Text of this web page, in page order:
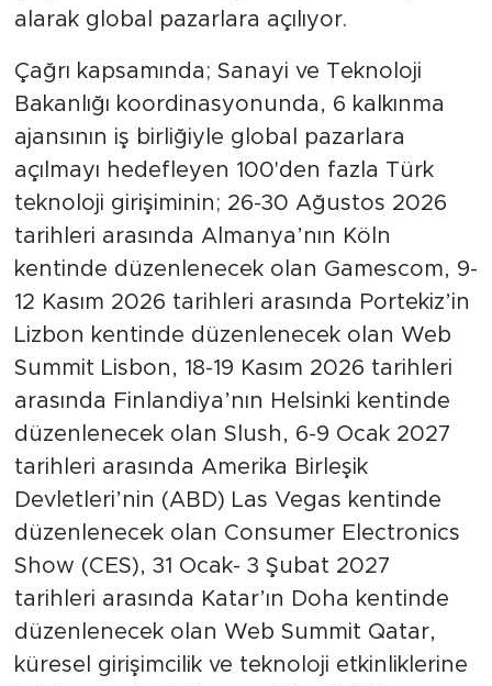
alarak global pazarlara açılıyor.
Çağrı kapsamında; Sanayi ve Teknoloji
Bakanlığı koordinasyonunda, 6 kalkınma
ajansının iş birliğiyle global pazarlara
açılmayı hedefleyen 100'den fazla Türk
teknoloji girişiminin; 26-30 Ağustos 2026
tarihleri arasında Almanya’nın Köln
kentinde düzenlenecek olan Gamescom, 9-
12 Kasım 2026 tarihleri arasında Portekiz’in
Lizbon kentinde düzenlenecek olan Web
Summit Lisbon, 18-19 Kasım 2026 tarihleri
arasında Finlandiya’nın Helsinki kentinde
düzenlenecek olan Slush, 6-9 Ocak 2027
tarihleri arasında Amerika Birleşik
Devletleri’nin (ABD) Las Vegas kentinde
düzenlenecek olan Consumer Electronics
Show (CES), 31 Ocak- 3 Şubat 2027
tarihleri arasında Katar’ın Doha kentinde
düzenlenecek olan Web Summit Qatar,
küresel girişimcilik ve teknoloji etkinliklerine